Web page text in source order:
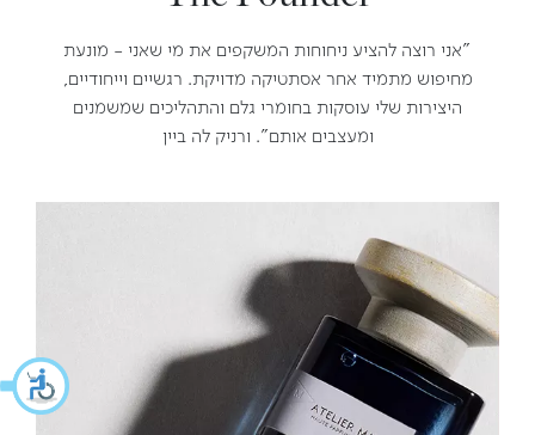
"אני רוצה להציע ניחוחות המשקפים את מי שאני - מונעת
מחיפוש מתמיד אחר אסתטיקה מדויקת. רגשיים וייחודיים,
היצירות שלי עוסקות בחומרי גלם והתהליכים שמשמנים
ומעצבים אותם". ורניק לה ביין